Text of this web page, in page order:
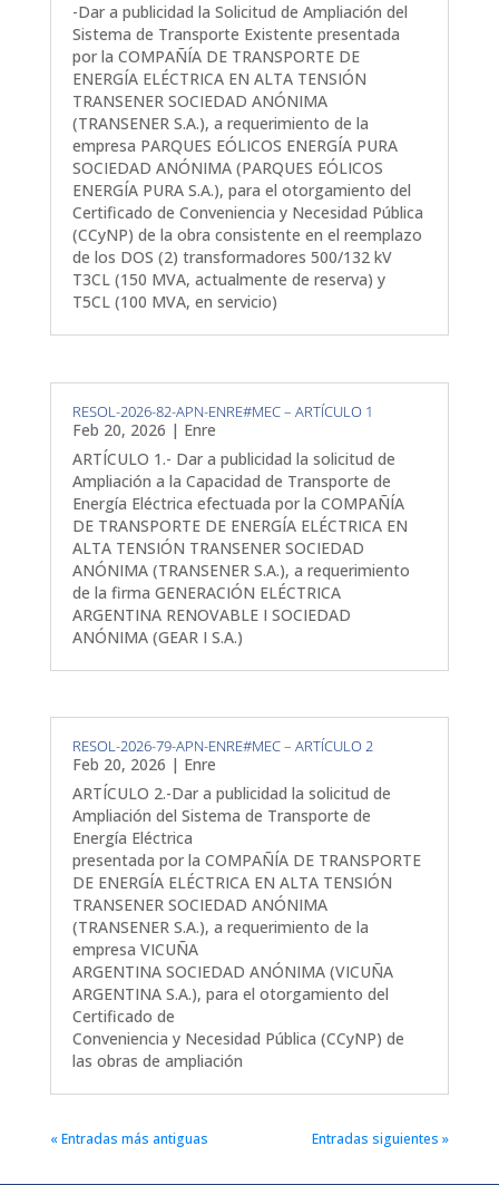
-Dar a publicidad la Solicitud de Ampliación del
Sistema de Transporte Existente presentada
por la COMPAÑÍA DE TRANSPORTE DE
ENERGÍA ELÉCTRICA EN ALTA TENSIÓN
TRANSENER SOCIEDAD ANÓNIMA
(TRANSENER S.A.), a requerimiento de la
empresa PARQUES EÓLICOS ENERGÍA PURA
SOCIEDAD ANÓNIMA (PARQUES EÓLICOS
ENERGÍA PURA S.A.), para el otorgamiento del
Certificado de Conveniencia y Necesidad Pública
(CCyNP) de la obra consistente en el reemplazo
de los DOS (2) transformadores 500/132 kV
T3CL (150 MVA, actualmente de reserva) y
T5CL (100 MVA, en servicio)
RESOL-2026-82-APN-ENRE#MEC – ARTÍCULO 1
Feb 20, 2026 | Enre
ARTÍCULO 1.- Dar a publicidad la solicitud de
Ampliación a la Capacidad de Transporte de
Energía Eléctrica efectuada por la COMPAÑÍA
DE TRANSPORTE DE ENERGÍA ELÉCTRICA EN
ALTA TENSIÓN TRANSENER SOCIEDAD
ANÓNIMA (TRANSENER S.A.), a requerimiento
de la firma GENERACIÓN ELÉCTRICA
ARGENTINA RENOVABLE I SOCIEDAD
ANÓNIMA (GEAR I S.A.)
RESOL-2026-79-APN-ENRE#MEC – ARTÍCULO 2
Feb 20, 2026 | Enre
ARTÍCULO 2.-Dar a publicidad la solicitud de
Ampliación del Sistema de Transporte de
Energía Eléctrica
presentada por la COMPAÑÍA DE TRANSPORTE
DE ENERGÍA ELÉCTRICA EN ALTA TENSIÓN
TRANSENER SOCIEDAD ANÓNIMA
(TRANSENER S.A.), a requerimiento de la
empresa VICUÑA
ARGENTINA SOCIEDAD ANÓNIMA (VICUÑA
ARGENTINA S.A.), para el otorgamiento del
Certificado de
Conveniencia y Necesidad Pública (CCyNP) de
las obras de ampliación
« Entradas más antiguas Entradas siguientes »